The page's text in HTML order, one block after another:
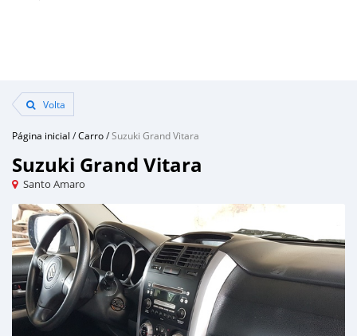
Volta
Página inicial /Carro/Suzuki Grand Vitara
Suzuki Grand Vitara
Santo Amaro